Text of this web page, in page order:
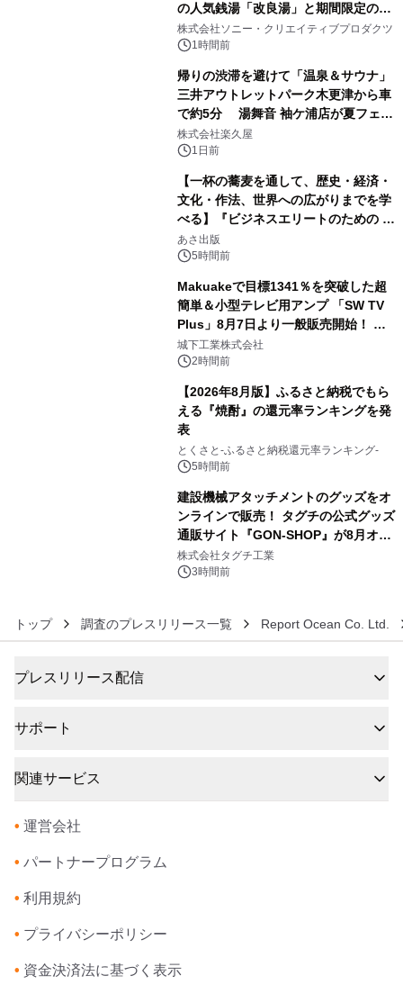
の人気銭湯「改良湯」と期間限定のコ
ラボレーション サウナイキタイコラ
ボグッズも発売決定！
株式会社ソニー・クリエイティブプロダクツ
1時間前
帰りの渋滞を避けて「温泉＆サウナ」
三井アウトレットパーク木更津から車
で約5分 湯舞音 袖ケ浦店が夏フェア
メニューを提供
株式会社楽久屋
1日前
【一杯の蕎麦を通して、歴史・経済・
文化・作法、世界への広がりまでを学
べる】『ビジネスエリートのための 教
養としての蕎麦』2026年8月25日
（火）発売
あさ出版
5時間前
Makuakeで目標1341％を突破した超
簡単＆小型テレビ用アンプ 「SW TV
Plus」8月7日より一般販売開始！ ケ
ーブル1本つなぐだけ、テレビの音が
ぐっと豊かに
城下工業株式会社
2時間前
【2026年8月版】ふるさと納税でもら
える『焼酎』の還元率ランキングを発
表
とくさと-ふるさと納税還元率ランキング-
5時間前
建設機械アタッチメントのグッズをオ
ンラインで販売！ タグチの公式グッズ
通販サイト『GON-SHOP』が8月オー
プン
株式会社タグチ工業
3時間前
トップ 調査のプレスリリース一覧 Report Ocean Co. Ltd.
プレスリリース配信
サポート
関連サービス
• 運営会社
• パートナープログラム
• 利用規約
• プライバシーポリシー
• 資金決済法に基づく表示